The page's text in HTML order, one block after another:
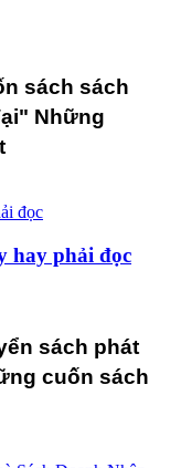
sách sách
Những
hay phải đọc
sách phát
cuốn sách